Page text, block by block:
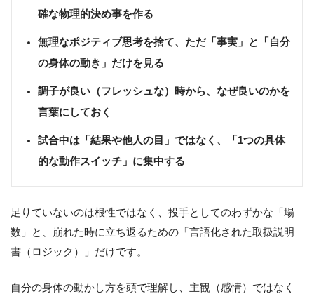
確な物理的決め事を作る
無理なポジティブ思考を捨て、ただ「事実」と「自分
の身体の動き」だけを見る
調子が良い（フレッシュな）時から、なぜ良いのかを
言葉にしておく
試合中は「結果や他人の目」ではなく、「1つの具体
的な動作スイッチ」に集中する
足りていないのは根性ではなく、投手としてのわずかな「場
数」と、崩れた時に立ち返るための「言語化された取扱説明
書（ロジック）」だけです。
自分の身体の動かし方を頭で理解し、主観（感情）ではなく